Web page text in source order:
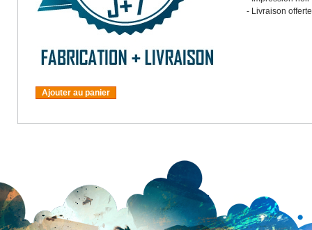
- Livraison offerte
Ajouter au panier